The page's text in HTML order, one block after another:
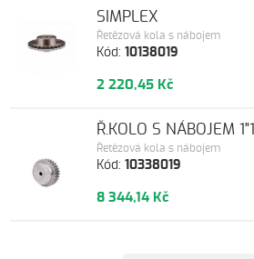
Kód:10138019
Řetězová kola s nábojem
SIMPLEX
2 220,45 Kč
Kód:10338019
Řetězová kola s nábojem
Ř.KOLO S NÁBOJEM
8 344,14 Kč